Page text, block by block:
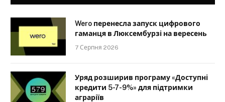
Wero перенесла запуск цифрового
гаманця в Люксембурзі на вересень
7 Серпня 2026
Уряд розширив програму «Доступні
кредити 5-7-9%» для підтримки
аграріїв